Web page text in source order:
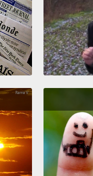
sorbic acid in
goods.
Are they
benzoates, related to
to hyperactive
Otherwise, these
腐劑也是酸類：沙拉醬
焙食品中的丙酸。它們安
關的苯甲酸鹽會造成過
外，這些酸類似乎十分安
strategy is